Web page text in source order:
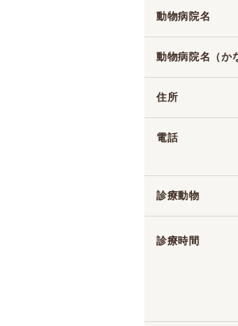
動物病院名
動物病院名（か
住所
電話
診療動物
診療時間